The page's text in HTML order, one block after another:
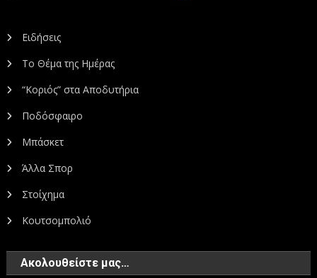
Ειδήσεις
Το Θέμα της Ημέρας
“Κοριός” στα Αποδυτήρια
Ποδόσφαιρο
Μπάσκετ
Άλλα Σπορ
Στοίχημα
Κουτσομπολιό
Ακολουθείστε μας…